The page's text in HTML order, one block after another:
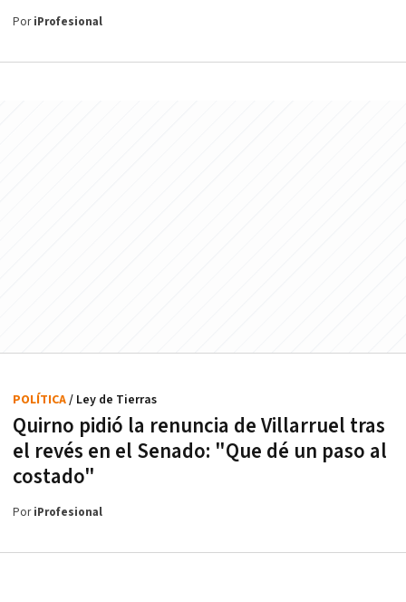
PoriProfesional
Quirno pidió la renuncia de Villarruel tras
el revés en el Senado: "Que dé un paso al
costado"
POLÍTICA/ Ley de Tierras
PoriProfesional